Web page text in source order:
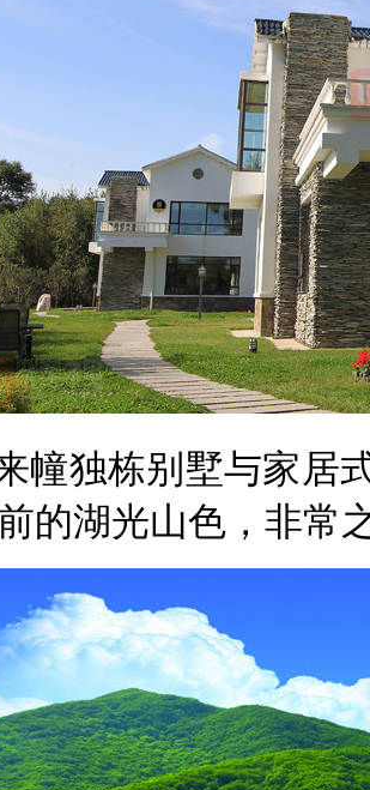
幢独栋别墅与家居
的湖光山色，非常